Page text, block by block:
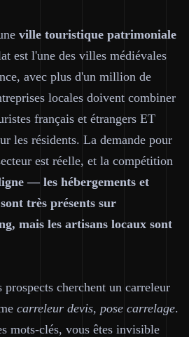
ville touristique patrimoniale
est l'une des villes médiévales
avec plus d'un million de
locales doivent combiner
français et étrangers ET
les résidents. La demande pour
est réelle, et la compétition
— les hébergements et
très présents sur
mais les artisans locaux sont
cherchent un carreleur
carreleur devis, pose carrelage.
mots-clés, vous êtes invisible